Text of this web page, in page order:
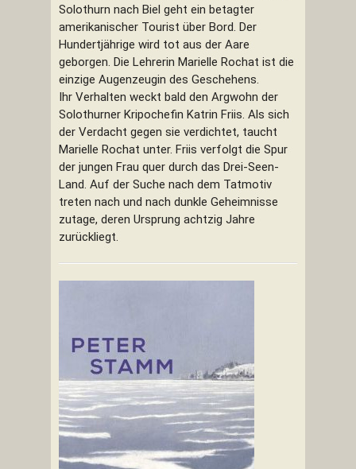
Solothurn nach Biel geht ein betagter
amerikanischer Tourist über Bord. Der
Hundertjährige wird tot aus der Aare
geborgen. Die Lehrerin Marielle Rochat ist die
einzige Augenzeugin des Geschehens.
Ihr Verhalten weckt bald den Argwohn der
Solothurner Kripochefin Katrin Friis. Als sich
der Verdacht gegen sie verdichtet, taucht
Marielle Rochat unter. Friis verfolgt die Spur
der jungen Frau quer durch das Drei-Seen-
Land. Auf der Suche nach dem Tatmotiv
treten nach und nach dunkle Geheimnisse
zutage, deren Ursprung achtzig Jahre
zurückliegt.